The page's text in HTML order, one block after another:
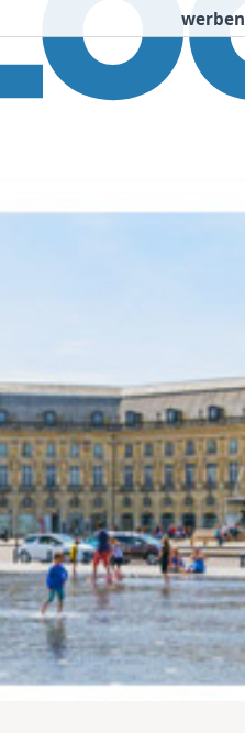
werben
Werbung
Buchtipps